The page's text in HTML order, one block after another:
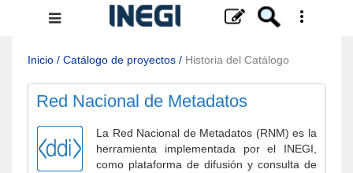
Menú
navegación
Inicio / Catálogo de proyectos / Historia del Catálogo
Red Nacional de Metadatos
La Red Nacional de Metadatos (RNM) es la
herramienta implementada por el INEGI,
como plataforma de difusión y consulta de